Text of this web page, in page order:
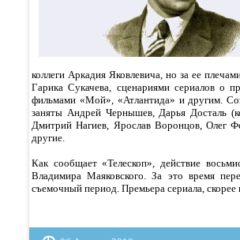
коллеги Аркадия Яковлевича, но за ее
Гарика Сукачева, сценариями сериалов о
фильмами «Мой», «Атлантида» и другим.
заняты Андрей Чернышев, Дарья Досталь
Дмитрий Нагиев, Ярослав Воронцов, Олег
другие.
Как сообщает «Телескоп», действие
Владимира Маяковского. За это время
съемочный период. Премьера сериала, скорее